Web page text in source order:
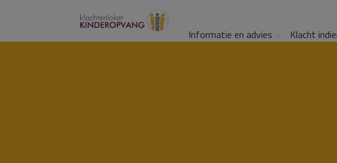
Informatie en advies Klacht